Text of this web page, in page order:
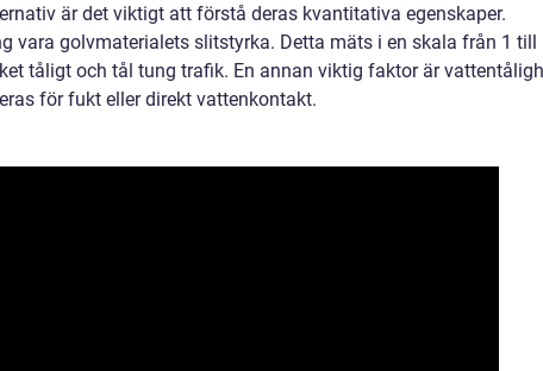
är det viktigt att förstå deras kvantitativa egenskaper.
vara golvmaterialets slitstyrka. Detta mäts i en skala från 1 till
tåligt och tål tung trafik. En annan viktig faktor är
för fukt eller direkt vattenkontakt.